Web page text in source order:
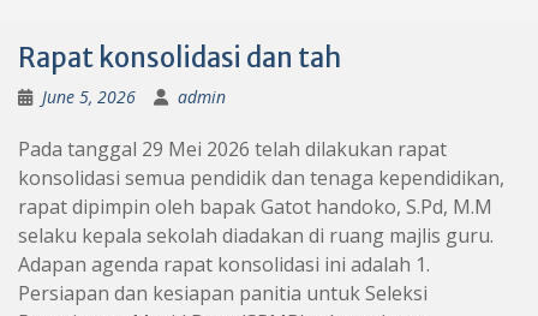
Rapat konsolidasi dan tah
June 5, 2026 admin
Pada tanggal 29 Mei 2026 telah dilakukan rapat
konsolidasi semua pendidik dan tenaga kependidikan,
rapat dipimpin oleh bapak Gatot handoko, S.Pd, M.M
selaku kepala sekolah diadakan di ruang majlis guru.
Adapan agenda rapat konsolidasi ini adalah 1.
Persiapan dan kesiapan panitia untuk Seleksi